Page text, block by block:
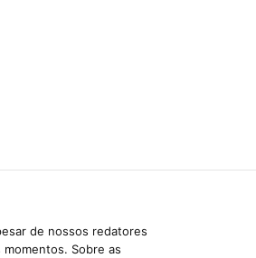
de nossos redatores
Sobre as